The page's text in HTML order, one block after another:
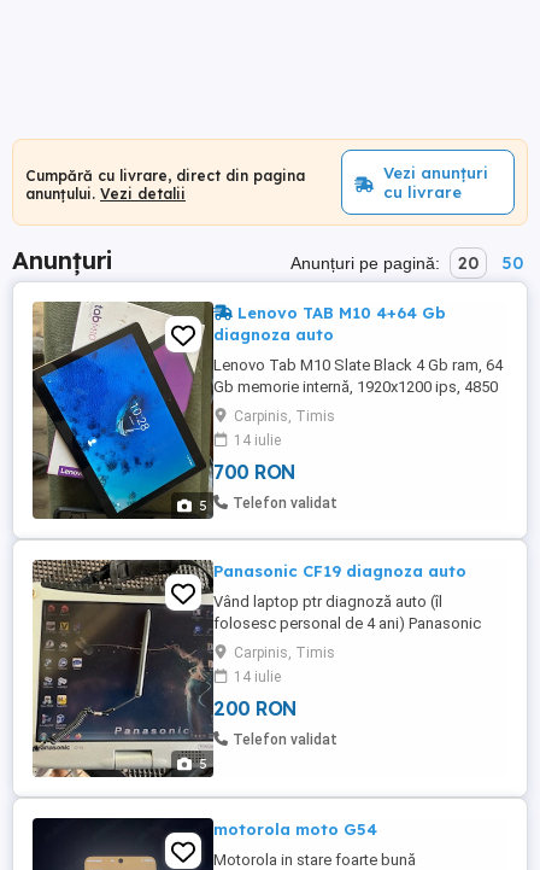
Cumpără cu livrare, direct din pagina
anunțului. Vezi detalii
Vezi anunțuri
cu livrare
Anunțuri Anunțuri pe pagină: 20 50
5
Lenovo TAB M10 4+64 Gb
diagnoza auto
Lenovo Tab M10 Slate Black 4 Gb ram, 64
Gb memorie internă, 1920x1200 ips, 4850
mAh, ca noua , folosită 2 săptămâni ptr
diagnoză auto și internet streaming. fără
urme de folosire, vine în cutia originală cu
toate accesoriile + o carcasă husa
outdoor preț 700 lei
Carpinis, Timis
14 iulie
700 RON
Telefon validat
5
Panasonic CF19 diagnoza auto
Vând laptop ptr diagnoză auto (îl
folosesc personal de 4 ani) Panasonic
CF19 gen.4 CPU Intel I5 8 Gb RAM SSD
Kingston 250 Gb cu încălzire (util iarna)
Antena GPS încorporată Antisoc (rezistent
la căzături) Rezistent la stropi ploaie Stare
foarte bună , fără urme serioase de uzură ,
Carpinis, Timis
14 iulie
200 RON
Telefon validat
motorola moto G54
Motorola in stare foarte bună